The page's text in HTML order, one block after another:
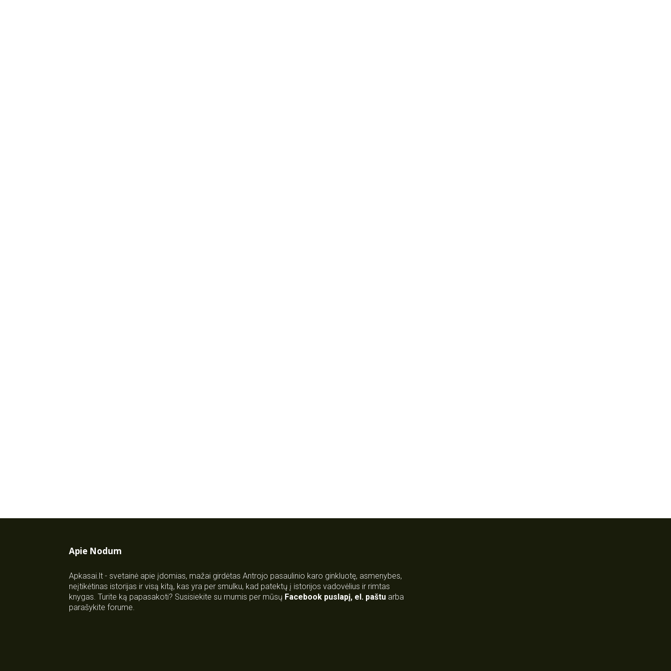
Apie Nodum
Apkasai.lt - svetainė apie įdomias, mažai girdėtas Antrojo pasaulinio karo ginkluotę, asmenybes,
neįtikėtinas istorijas ir visą kitą, kas yra per smulku, kad patektų į istorijos vadovėlius ir rimtas
knygas. Turite ką papasakoti? Susisiekite su mumis per mūsų Facebook puslapį, el. paštu arba
parašykite forume.